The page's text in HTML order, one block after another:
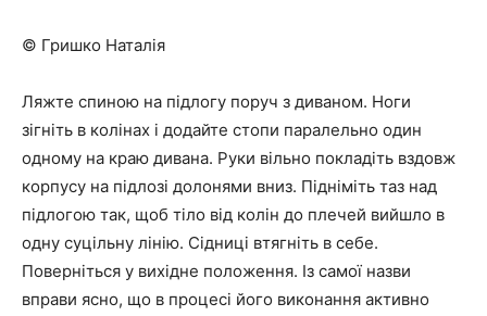
© Гришко Наталія
Ляжте спиною на підлогу поруч з диваном. Ноги
зігніть в колінах і додайте стопи паралельно один
одному на краю дивана. Руки вільно покладіть вздовж
корпусу на підлозі долонями вниз. Підніміть таз над
підлогою так, щоб тіло від колін до плечей вийшло в
одну суцільну лінію. Сідниці втягніть в себе.
Поверніться у вихідне положення. Із самої назви
вправи ясно, що в процесі його виконання активно